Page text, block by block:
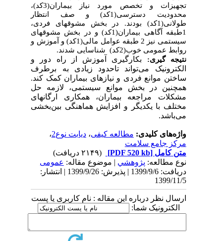
تجهیزات و تخصص مورد نیاز بیماران(3‌کد)،
محدودیت دسترسی(‌1کد) و صف انتظار
طولانی(1‌کد) بودند. در بخش مشوق­های فردی،
1‌طبقه آگاهی بیماران(1‌کد) و در بخش مشوق­های
سیستمی نیز 2 طبقه عوامل مالی(1‌کد) و آموزش و
روابط عمومی خوب(2‌کد) شناسایی شدند.
نتیجه گیری: بکارگیری آموزش از راه دور و
الکترونیک می‌تواند تاحدود زیادی به برطرف
ساختن موانع فردی و نیازهای بیماران کمک کند.
همچنین در بخش موانع سیستمی، لازمه حل
مشکلات مراجعه بیماران، همکاری ارگانهای
مختلف با یکدیگر و افزایش هماهنگی بین‌بخشی
می‌باشد.
واژه‌های کلیدی:مطالعه کیفی،دیابت نوع‌2 ،
مرکز جامع سلامت
متن کامل[PDF 520 kb]
نوع مطالعه:پژوهشي| موضوع مقاله:عمومى
دریافت: 1399/9/6 | پذیرش: 1399/9/26 | انتشار:
1399/11/5
ارسال نظر درباره این مقاله : نام کاربری یا پست
الکترونیک شما: